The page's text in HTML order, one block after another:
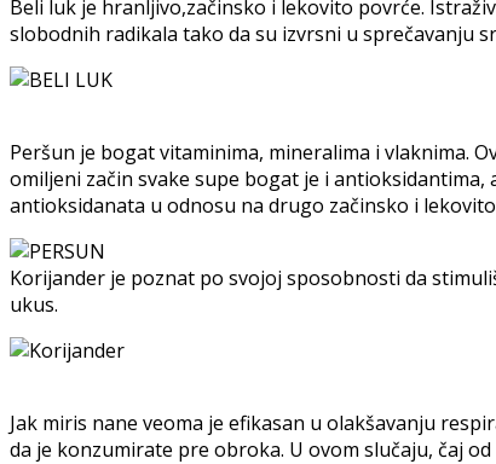
Beli luk je hranljivo,začinsko i lekovito povrće.
slobodnih radikala tako da su izvrsni u sprečavanju
Peršun je bogat vitaminima, mineralima i vlaknima.
omiljeni začin svake supe bogat je i
antioksidanata u odnosu na drugo začinsko i
Korijander je poznat po svojoj sposobnosti da
ukus.
Jak miris nane veoma je efikasan u olakšavanju
da je konzumirate pre obroka. U ovom slučaju, čaj